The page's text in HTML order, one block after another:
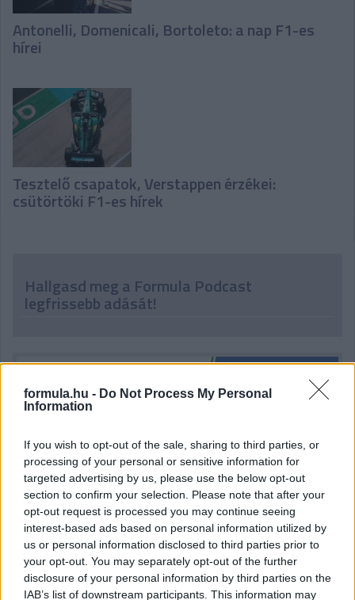
formula.hu - Do Not Process My Personal
Information
If you wish to opt-out of the sale, sharing to third parties, or
processing of your personal or sensitive information for
targeted advertising by us, please use the below opt-out
section to confirm your selection. Please note that after your
opt-out request is processed you may continue seeing
interest-based ads based on personal information utilized by
us or personal information disclosed to third parties prior to
your opt-out. You may separately opt-out of the further
disclosure of your personal information by third parties on the
IAB’s list of downstream participants. This information may
Antonelli, Domenicali, Bortoleto: a nap F1-es
hírei
Tesztelő csapatok, Verstappen érzékei:
csütörtöki F1-es hírek
Hallgasd meg a Formula Podcast
legfrissebb adását!